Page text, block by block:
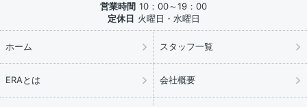
営業時間 10：00～19：00
定休日 火曜日・水曜日
ホーム スタッフ一覧
ERAとは 会社概要